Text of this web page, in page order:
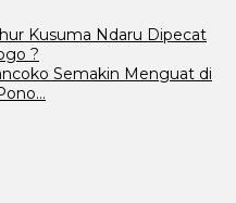
Kusuma Ndaru Dipecat
?
Semakin Menguat di